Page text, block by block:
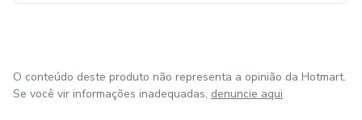
O conteúdo deste produto não representa a opinião da Hotmart.
Se você vir informações inadequadas, denuncie aqui